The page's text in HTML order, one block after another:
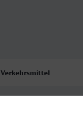
Verkehrsmittel